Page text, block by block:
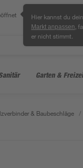
Hier kannst du
Markt anpassen ,
er nicht stimmt.
Garten &
& Baubeschläge /